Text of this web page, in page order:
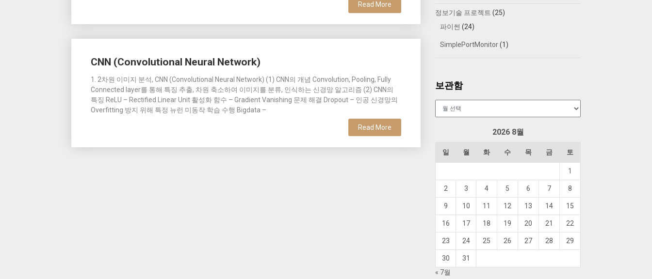
Read More
CNN (Convolutional Neural Network)
1. 2차원 이미지 분석, CNN (Convolutional Neural Network) (1) CNN의 개념 Convolution, Pooling, Fully
Connected layer를 통해 특징 추출, 차원 축소하여 이미지를 분류, 인식하는 신경망 알고리즘 (2) CNN의
특징 ReLU – Rectified Linear Unit 활성화 함수 – Gradient Vanishing 문제 해결 Dropout – 인공 신경망의
Overfitting 방지 위해 특정 뉴런 미동작 학습 수행 Bigdata –
Read More
정보기술 프로젝트 (25)
파이썬 (24)
SimplePortMonitor(1)
보관함
2026 8월
일 월 화 수 목 금 토
1
2 3 4 5 6 7 8
9 10 11 12 13 14 15
16 17 18 19 20 21 22
23 24 25 26 27 28 29
30
31
« 7월